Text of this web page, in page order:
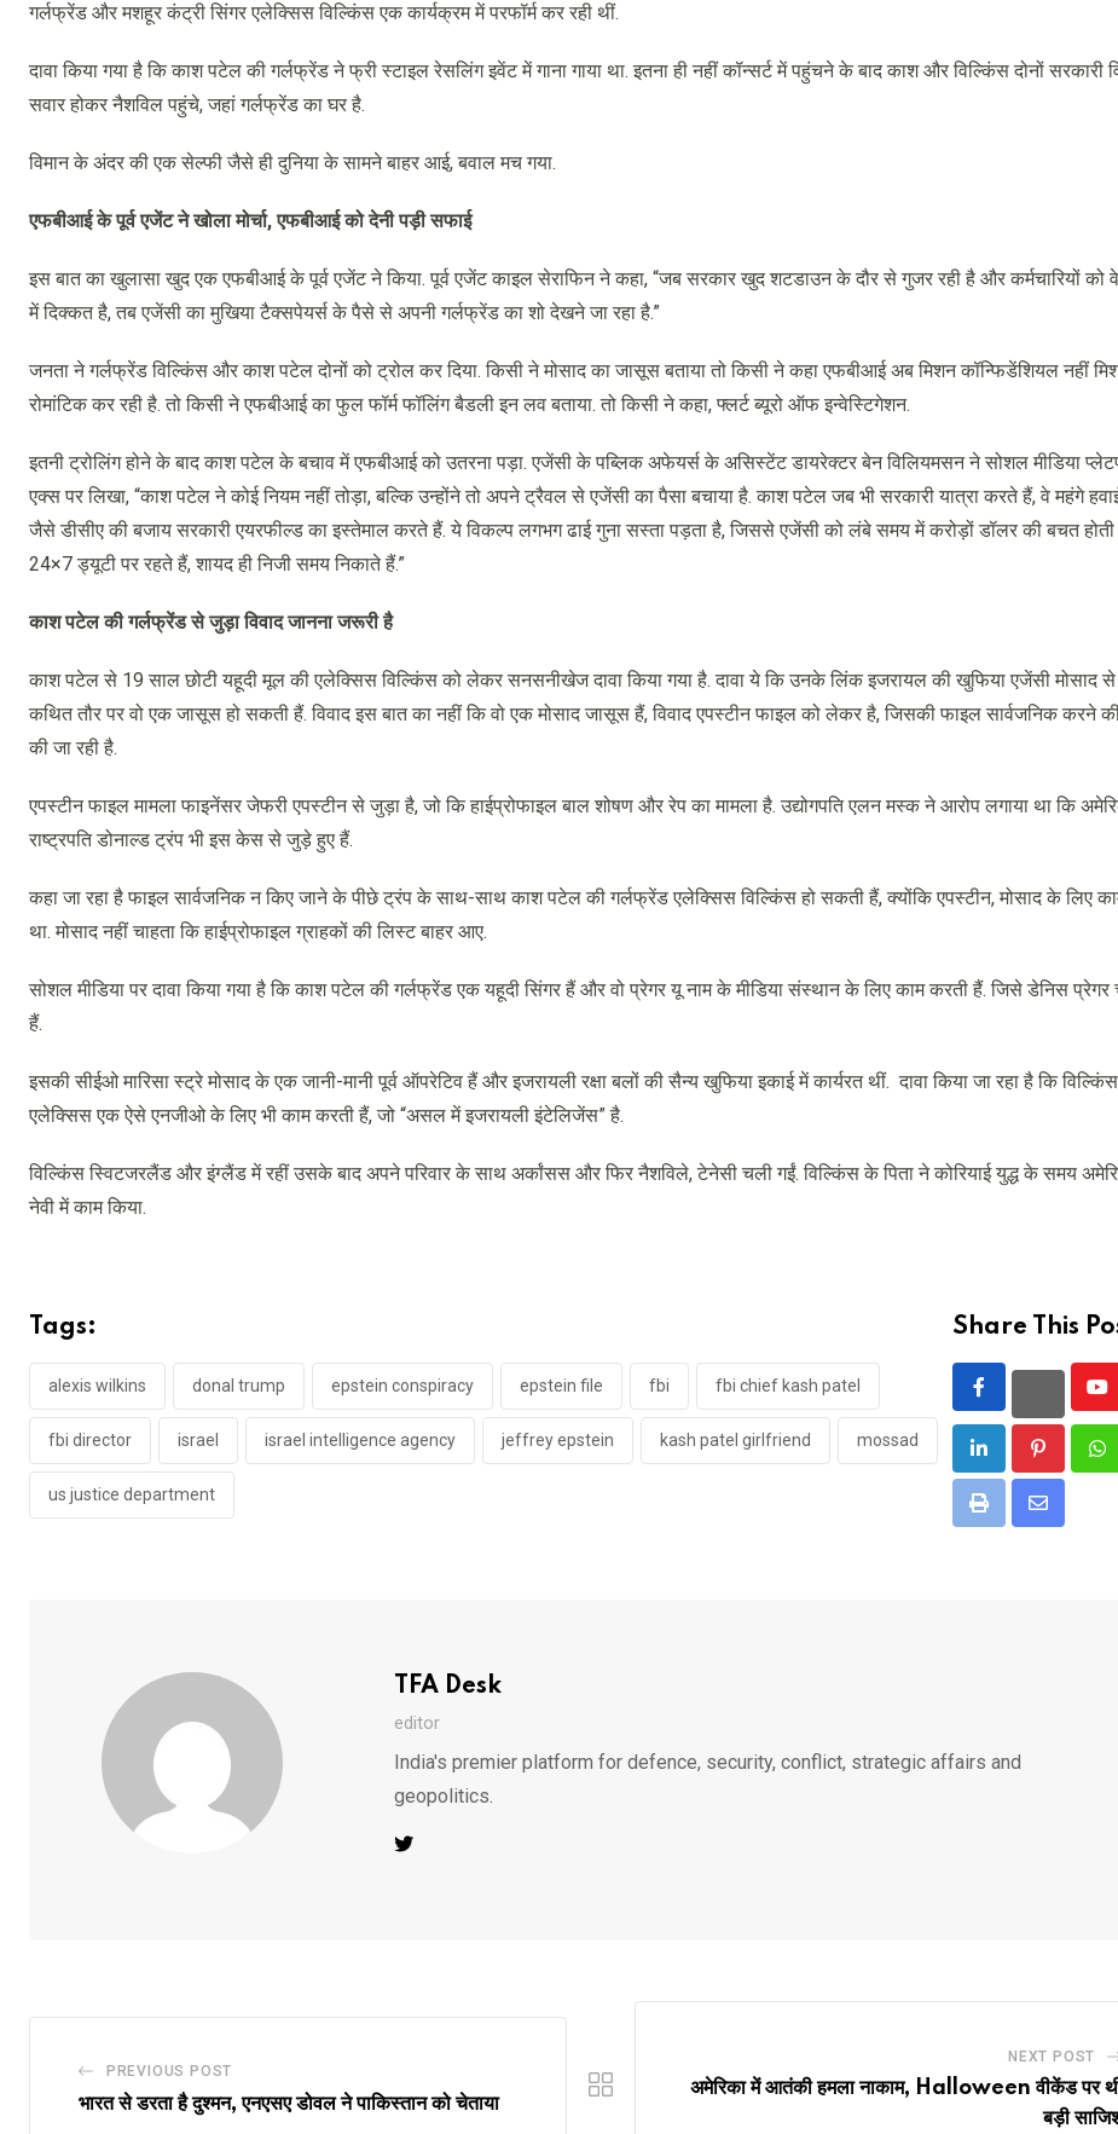
गर्लफ्रेंड और मशहूर कंट्री सिंगर एलेक्सिस विल्किंस एक कार्यक्रम में परफॉर्म कर रही थीं.
दावा किया गया है कि काश पटेल की गर्लफ्रेंड ने फ्री स्टाइल रेसलिंग इवेंट में गाना गाया था. इतना ही नहीं कॉन्सर्ट में पहुंचने के बाद काश और विल्किंस दोनों सरकारी
सवार होकर नैशविल पहुंचे, जहां गर्लफ्रेंड का घर है.
विमान के अंदर की एक सेल्फी जैसे ही दुनिया के सामने बाहर आई, बवाल मच गया.
एफबीआई के पूर्व एजेंट ने खोला मोर्चा, एफबीआई को देनी पड़ी सफाई
इस बात का खुलासा खुद एक एफबीआई के पूर्व एजेंट ने किया. पूर्व एजेंट काइल सेराफिन ने कहा, “जब सरकार खुद शटडाउन के दौर से गुजर रही है और कर्मचारियों को
में दिक्कत है, तब एजेंसी का मुखिया टैक्सपेयर्स के पैसे से अपनी गर्लफ्रेंड का शो देखने जा रहा है.”
जनता ने गर्लफ्रेंड विल्किंस और काश पटेल दोनों को ट्रोल कर दिया. किसी ने मोसाद का जासूस बताया तो किसी ने कहा एफबीआई अब मिशन कॉन्फिडेंशियल नहीं
रोमांटिक कर रही है. तो किसी ने एफबीआई का फुल फॉर्म फॉलिंग बैडली इन लव बताया. तो किसी ने कहा, फ्लर्ट ब्यूरो ऑफ इन्वेस्टिगेशन.
इतनी ट्रोलिंग होने के बाद काश पटेल के बचाव में एफबीआई को उतरना पड़ा. एजेंसी के पब्लिक अफेयर्स के असिस्टेंट डायरेक्टर बेन विलियमसन ने सोशल मीडिया
एक्स पर लिखा, “काश पटेल ने कोई नियम नहीं तोड़ा, बल्कि उन्होंने तो अपने ट्रैवल से एजेंसी का पैसा बचाया है. काश पटेल जब भी सरकारी यात्रा करते हैं, वे महंगे
जैसे डीसीए की बजाय सरकारी एयरफील्ड का इस्तेमाल करते हैं. ये विकल्प लगभग ढाई गुना सस्ता पड़ता है, जिससे एजेंसी को लंबे समय में करोड़ों डॉलर की बचत
24×7 ड्यूटी पर रहते हैं, शायद ही निजी समय निकाते हैं.”
काश पटेल की गर्लफ्रेंड से जुड़ा विवाद जानना जरूरी है
काश पटेल से 19 साल छोटी यहूदी मूल की एलेक्सिस विल्किंस को लेकर सनसनीखेज दावा किया गया है. दावा ये कि उनके लिंक इजरायल की खुफिया एजेंसी मोसाद
कथित तौर पर वो एक जासूस हो सकती हैं. विवाद इस बात का नहीं कि वो एक मोसाद जासूस हैं, विवाद एपस्टीन फाइल को लेकर है, जिसकी फाइल सार्वजनिक करने
की जा रही है.
एपस्टीन फाइल मामला फाइनेंसर जेफरी एपस्टीन से जुड़ा है, जो कि हाईप्रोफाइल बाल शोषण और रेप का मामला है. उद्योगपति एलन मस्क ने आरोप लगाया था कि
राष्ट्रपति डोनाल्ड ट्रंप भी इस केस से जुड़े हुए हैं.
कहा जा रहा है फाइल सार्वजनिक न किए जाने के पीछे ट्रंप के साथ-साथ काश पटेल की गर्लफ्रेंड एलेक्सिस विल्किंस हो सकती हैं, क्योंकि एपस्टीन, मोसाद के लिए
था. मोसाद नहीं चाहता कि हाईप्रोफाइल ग्राहकों की लिस्ट बाहर आए.
सोशल मीडिया पर दावा किया गया है कि काश पटेल की गर्लफ्रेंड एक यहूदी सिंगर हैं और वो प्रेगर यू नाम के मीडिया संस्थान के लिए काम करती हैं. जिसे डेनिस प्रेगर
हैं.
इसकी सीईओ मारिसा स्ट्रे मोसाद के एक जानी-मानी पूर्व ऑपरेटिव हैं और इजरायली रक्षा बलों की सैन्य खुफिया इकाई में कार्यरत थीं. दावा किया जा रहा है कि विल्किंस
एलेक्सिस एक ऐसे एनजीओ के लिए भी काम करती हैं, जो “असल में इजरायली इंटेलिजेंस” है.
विल्किंस स्विटजरलैंड और इंग्लैंड में रहीं उसके बाद अपने परिवार के साथ अर्कांसस और फिर नैशविले, टेनेसी चली गईं. विल्किंस के पिता ने कोरियाई युद्ध के समय
नेवी में काम किया.
Tags:
alexis wilkins donal trump epstein conspiracy epstein file fbi fbi chief kash patel
fbi director israel israel intelligence agency jeffrey epstein kash patel girlfriend mossad
us justice department
Share This
LinkedIn Pinterest
Print
Share
TFA Desk
editor
India's premier platform for defence, security, conflict, strategic affairs and
geopolitics.
PREVIOUS POST
भारत से डरता है दुश्मन, एनएसए डोवल ने पाकिस्तान को चेताया
NEXT POST
अमेरिका में आतंकी हमला नाकाम, Halloween वीकेंड पर
बड़ी